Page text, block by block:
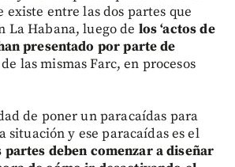
existe entre las dos partes que
La Habana, luego de los ‘actos de
presentado por parte de
las mismas Farc, en procesos
de poner un paracaídas para
y ese paracaídas es el
partes deben comenzar a diseñar